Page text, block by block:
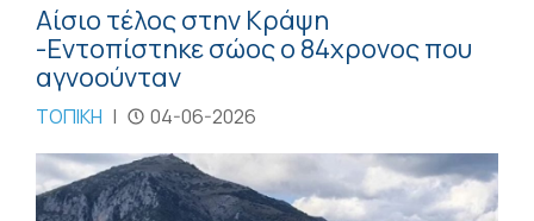
Αίσιο τέλος στην Κράψη
-Εντοπίστηκε σώος ο 84χρονος που
αγνοούνταν
ΤΟΠΙΚΗ | 04-06-2026